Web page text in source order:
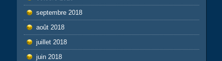
septembre 2018
août 2018
juillet 2018
juin 2018